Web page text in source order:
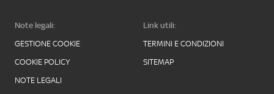
Note legali:
GESTIONE COOKIE
COOKIE POLICY
NOTE LEGALI
Link utili:
TERMINI E CONDIZIONI
SITEMAP